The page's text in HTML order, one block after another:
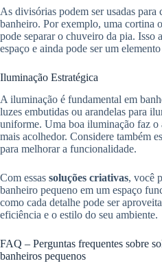
As divisórias podem ser usadas para
banheiro. Por exemplo, uma cortina
pode separar o chuveiro da pia. Isso
espaço e ainda pode ser um
Iluminação Estratégica
A iluminação é fundamental em
luzes embutidas ou arandelas para
uniforme. Uma boa iluminação faz o
mais acolhedor. Considere também
para melhorar a funcionalidade.
Com essas soluções criativas, você
banheiro pequeno em um espaço
como cada detalhe pode ser
eficiência e o estilo do seu ambiente.
FAQ – Perguntas frequentes sobre
banheiros pequenos